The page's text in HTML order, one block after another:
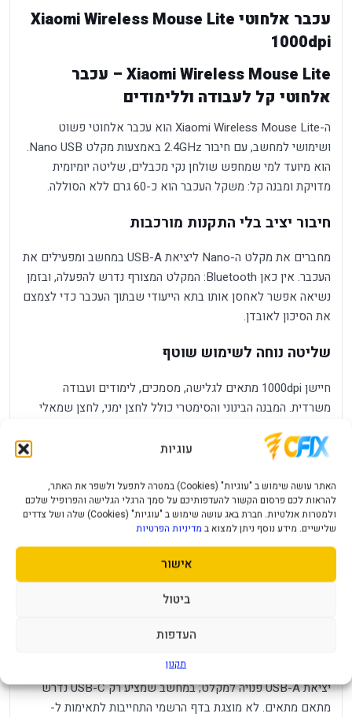
עוגיות
האתר עושה שימוש ב "עוגיות" (Cookies) במטרה לתפעל ולשפר את האתר,
להראות לכם פרסום הקשור להעדפותיכם על סמך הרגלי הגלישה והפרופיל שלכם
ולמטרות אנלטיות. חברת באג עושה שימוש ב "עוגיות" (Cookies) שלה ושל צדדים
שלישיים. מידע נוסף ניתן למצוא ב מדיניות הפרטיות
אישור
ביטול
העדפות
תקנון
עכבר אלחוטי Xiaomi Wireless Mouse Lite
Xiaomi Wireless Mouse Lite – עכבר
אלחוטי קל לעבודה וללימודים
ה-Xiaomi Wireless Mouse Lite הוא עכבר אלחוטי פשוט
ושימושי למחשב, עם חיבור 2.4GHz באמצעות מקלט Nano USB.
הוא מיועד למי שמחפש שולחן נקי מכבלים, שליטה יומיומית
מדויקת ומבנה קל: משקל העכבר הוא כ-60 גרם ללא הסוללה.
חיבור יציב בלי התקנות מורכבות
מחברים את מקלט ה-Nano ליציאת USB-A במחשב ומפעילים את
העכבר. אין כאן Bluetooth: המקלט המצורף נדרש להפעלה, ובזמן
נשיאה אפשר לאחסן אותו בתא הייעודי שבתוך העכבר כדי לצמצם
את הסיכון לאובדן.
שליטה נוחה לשימוש שוטף
חיישן 1000dpi מתאים לגלישה, מסמכים, לימודים ועבודה
משרדית. המבנה הבינוני והסימטרי כולל לחצן ימני, לחצן שמאלי
מתכוונן או לחצנים מתוכנתים.
סוללה וניהול צריכת חשמל
העכבר פועל באמצעות סוללת AAA אחת וכולל מתג הפעלה, מצב
יציאת USB-A פנויה למקלט; במחשב שמציע רק USB-C נדרש
מתאם מתאים. לא מוצגת בדף הרשמי התחייבות לתאימות ל-